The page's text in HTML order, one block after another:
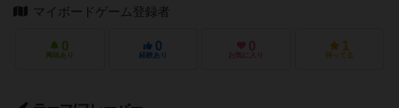
マイボードゲーム登録者
0
興味あり
0
経験あり
0
お気に入り
1
持ってる